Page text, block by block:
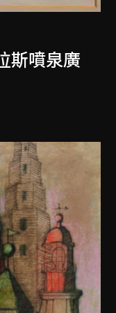
斯噴泉廣